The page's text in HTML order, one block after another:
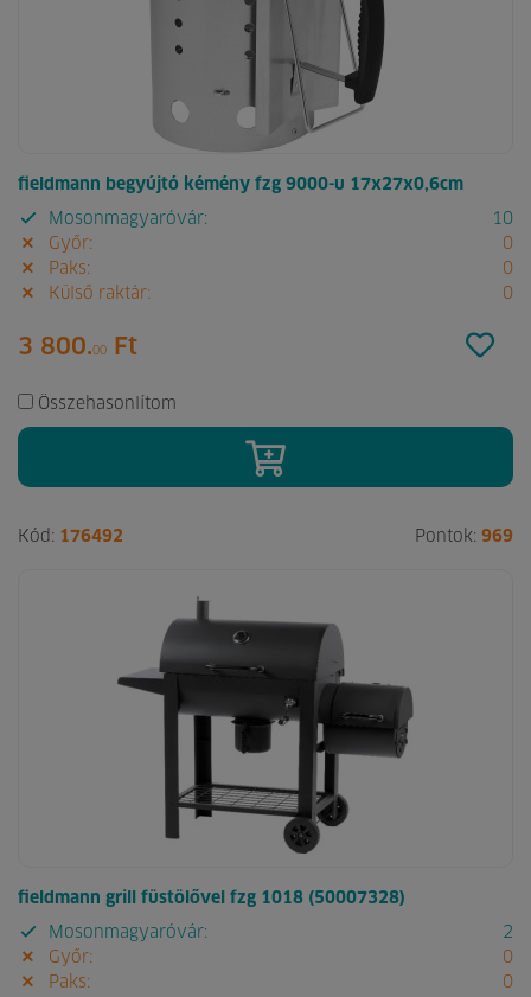
fieldmann begyújtó kémény fzg 9000-u 17x27x0,6cm
Mosonmagyaróvár:
10
Győr:
0
Paks:
0
Külső raktár:
0
3 800.00 Ft
Összehasonlítom
Kód: 176492 Pontok: 969
fieldmann grill füstölővel fzg 1018 (50007328)
Mosonmagyaróvár:
2
Győr:
0
Paks:
0